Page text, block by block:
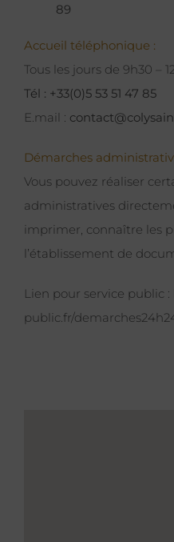
89
Accueil téléphonique :
Tous les jours de 9h30 –
Tél : +33(0)5 53 51 47 85
E.mail :
Démarches
Vous pouvez réaliser
administratives
imprimer, connaître les
l’établissement de
Lien pour service public :
public.fr/